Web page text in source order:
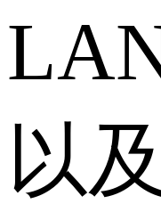
以